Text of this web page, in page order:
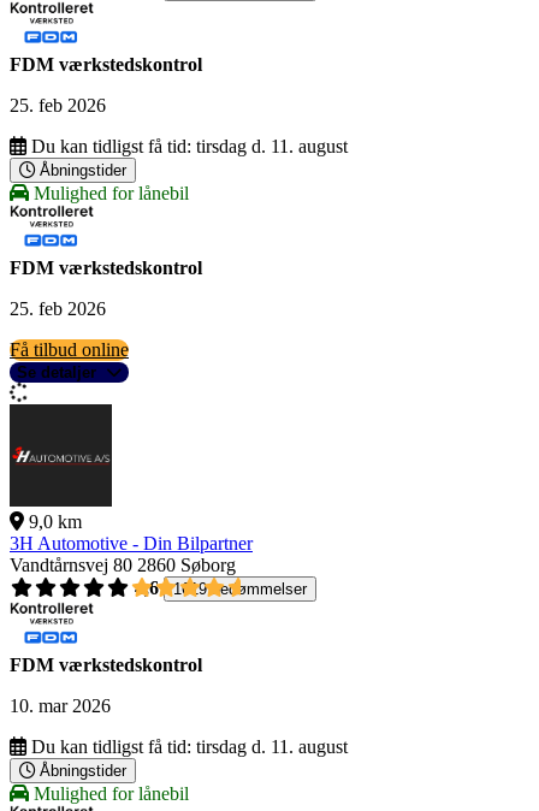
FDM værkstedskontrol
25. feb 2026
Du kan tidligst få tid: tirsdag d. 11. august
Åbningstider
Mulighed for lånebil
FDM værkstedskontrol
25. feb 2026
Få tilbud online
Se detaljer
9,0 km
3H Automotive - Din Bilpartner
Vandtårnsvej 80 2860 Søborg
4,6
1619 bedømmelser
FDM værkstedskontrol
10. mar 2026
Du kan tidligst få tid: tirsdag d. 11. august
Åbningstider
Mulighed for lånebil